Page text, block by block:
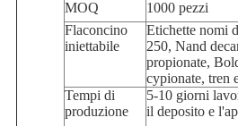
MOQ
1000 pezzi
Flaconcino
iniettabile
Etichette nomi
250, Nand
propionate,
cypionate, tren
Tempi di
produzione
5-10 giorni
il deposito e